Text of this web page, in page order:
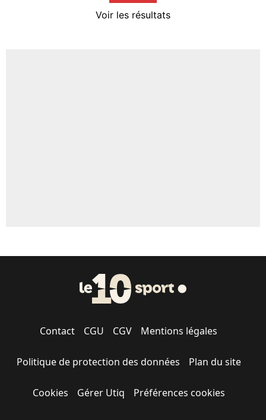
Voir les résultats
Contact CGU CGV Mentions légales
Politique de protection des données Plan du site
Cookies Gérer Utiq Préférences cookies